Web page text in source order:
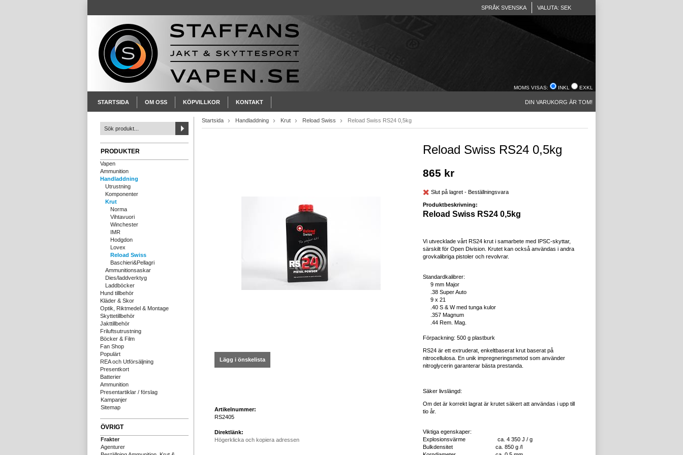
SPRÅK SVENSKA VALUTA: SEK
MOMS VISAS: INKL EXKL
STARTSIDA OM OSS KÖPVILLKOR KONTAKT DIN VARUKORG ÄR TOM!
PRODUKTER
Vapen
Ammunition
Handladdning
Utrustning
Komponenter
Krut
Norma
Vihtavuori
Winchester
IMR
Hodgdon
Lovex
Reload Swiss
Baschieri&Pellagri
Ammunitionsaskar
Dies/laddverktyg
Laddböcker
Hund tillbehör
Kläder & Skor
Optik, Riktmedel & Montage
Skyttetillbehör
Jakttillbehör
Friluftsutrustning
Böcker & Film
Fan Shop
Populärt
REA och Utförsäljning
Presentkort
Batterier
Ammunition
Presentartiklar / förslag
Kampanjer
Sitemap
ÖVRIGT
Frakter
Agenturer
Startsida Handladdning Krut Reload Swiss Reload Swiss RS24 0,5kg
Lägg i önskelista
Artikelnummer:
RS2405
Direktlänk:
Högerklicka och kopiera adressen
Reload Swiss RS24 0,5kg
865 kr
Slut på lagret - Beställningsvara
Produktbeskrivning:
Reload Swiss RS24 0,5kg
Vi utvecklade vårt RS24 krut i samarbete med IPSC-skyttar,
särskilt för Open Division. Krutet kan också användas i andra
grovkalibriga pistoler och revolvrar.
Standardkalibrer:
9 mm Major
.38 Super Auto
9 x 21
.40 S & W med tunga kulor
.357 Magnum
.44 Rem. Mag.
Förpackning: 500 g plastburk
RS24 är ett extruderat, enkeltbaserat krut baserat på
nitrocellulosa. En unik impregneringsmetod som använder
nitroglycerin garanterar bästa prestanda.
Säker livslängd:
Om det är korrekt lagrat är krutet säkert att användas i upp till
tio år.
Viktiga egenskaper:
Explosionsvärme ca. 4 350 J / g
Bulkdensitet ca. 850 g /l